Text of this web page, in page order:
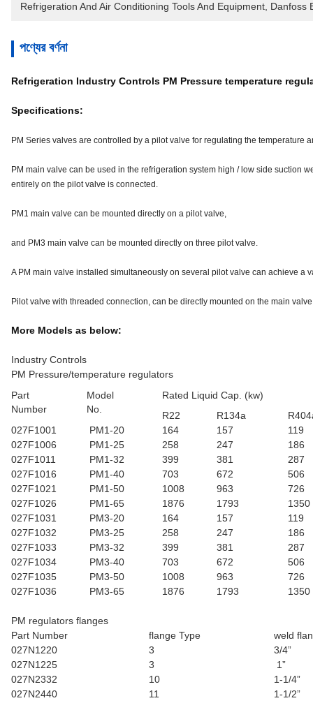
Refrigeration And Air Conditioning Tools And Equipment Danfoss
পণ্যের বর্ণনা
Refrigeration Industry Controls PM Pressure temperature
Specifications:
PM Series valves are controlled by a pilot valve for regulating the temperature
PM main valve can be used in the refrigeration system high / low side suction
entirely on the pilot valve is connected.
PM1 main valve can be mounted directly on a pilot valve,
and PM3 main valve can be mounted directly on three pilot valve.
A PM main valve installed simultaneously on several pilot valve can achieve a
Pilot valve with threaded connection, can be directly mounted on the main
More Models as below:
Industry Controls
PM Pressure/temperature regulators
Part
Number
Model
No.
Rated Liquid Cap. (kw)
R22
R134a
027F1001
PM1-20 164 157
119
027F1006
PM1-25 258 247
186
027F1011
PM1-32 399 381
287
027F1016
PM1-40 703 672
506
027F1021
PM1-50 1008 963
726
027F1026
PM1-65 1876 1793
1350
027F1031
PM3-20 164 157
119
027F1032
PM3-25 258 247
186
027F1033
PM3-32 399 381
287
027F1034
PM3-40 703 672
506
027F1035
PM3-50 1008 963
726
027F1036
PM3-65 1876 1793 1350
PM regulators flanges
Part Number
flange Type
weld
027N1220
3
3/4”
027N1225
3
1”
027N2332
10
1-1/4”
027N2440
11 1-1/2”